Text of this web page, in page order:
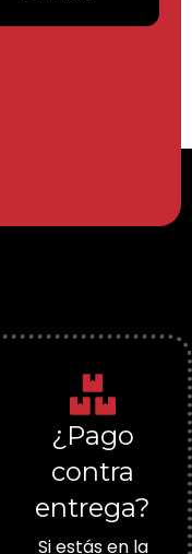
¿Pago
contra
entrega?
Si estás en la